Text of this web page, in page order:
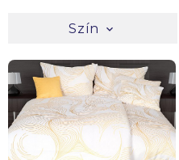
jellemez. A mikroplüss
vasalni, többszöri mosással
színek és minták széles
összhangot otthonában.
akár a merészebb
mikroplüss ágyneműink
Szín